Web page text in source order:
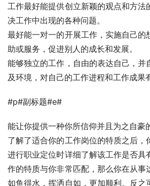
工作最好能提供创立新颖的观点和方法
决工作中出现的各种问题。
最好能一对一的开展工作，实施自己的
助或服务，促进别人的成长和发展。
能够独立的工作，自由的表达自己，并
及环境，对自己的工作进程和工作成果
#p#副标题#e#
能让你提供一种你所信仰并且为之自豪
了解了适合你的工作岗位的特质之后，
进行职业定位时详细了解该工作是否具
作的特质与你非常匹配，那么你在从事
如鱼得水，挥洒自如，更加顺利。反之